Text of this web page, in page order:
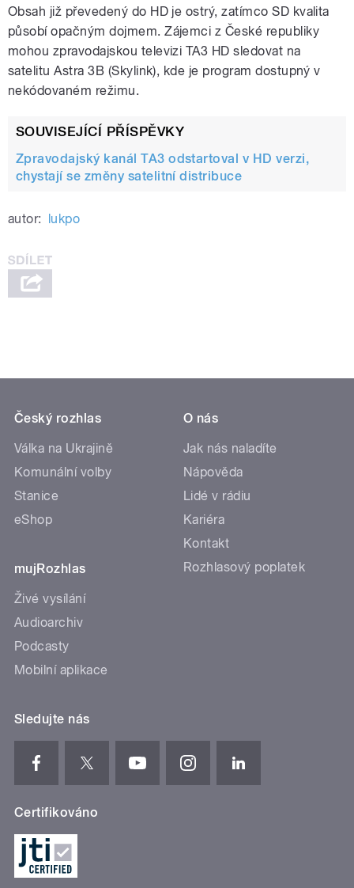
Obsah již převedený do HD je ostrý, zatímco SD kvalita
působí opačným dojmem. Zájemci z České republiky
mohou zpravodajskou televizi TA3 HD sledovat na
satelitu Astra 3B (Skylink), kde je program dostupný v
nekódovaném režimu.
SOUVISEJÍCÍ PŘÍSPĚVKY
Zpravodajský kanál TA3 odstartoval v HD verzi,
chystají se změny satelitní distribuce
autor: lukpo
Český rozhlas
Válka na Ukrajině
Komunální volby
Stanice
eShop
mujRozhlas
Živé vysílání
Audioarchiv
Podcasty
Mobilní aplikace
O nás
Jak nás naladíte
Nápověda
Lidé v rádiu
Kariéra
Kontakt
Rozhlasový poplatek
Sledujte nás
Certifikováno